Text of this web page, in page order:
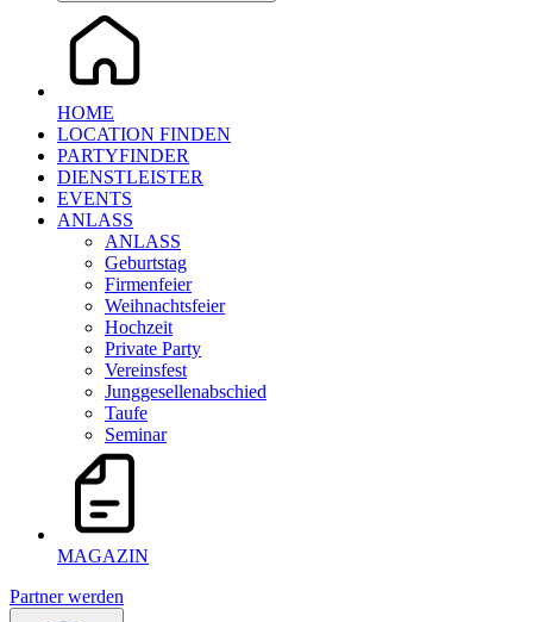
HOME
LOCATION FINDEN
PARTYFINDER
DIENSTLEISTER
EVENTS
ANLASS
ANLASS
Geburtstag
Firmenfeier
Weihnachtsfeier
Hochzeit
Private Party
Vereinsfest
Junggesellenabschied
Taufe
Seminar
MAGAZIN
Partner werden